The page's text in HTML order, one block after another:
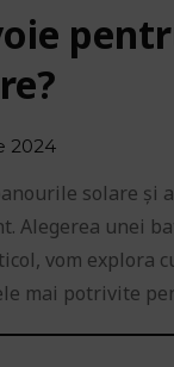
2024
solare și
Alegerea unei
vom explora
mai potrivite